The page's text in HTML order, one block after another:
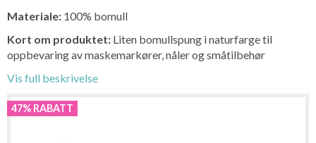
Materiale: 100% bomull
Kort om produktet: Liten bomullspung i naturfarge til
oppbevaring av maskemarkører, nåler og småtilbehør
Vis full beskrivelse
47% RABATT